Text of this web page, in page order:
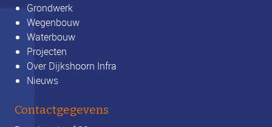
Grondwerk
Wegenbouw
Waterbouw
Projecten
Over Dijkshoorn Infra
Nieuws
Contactgegevens